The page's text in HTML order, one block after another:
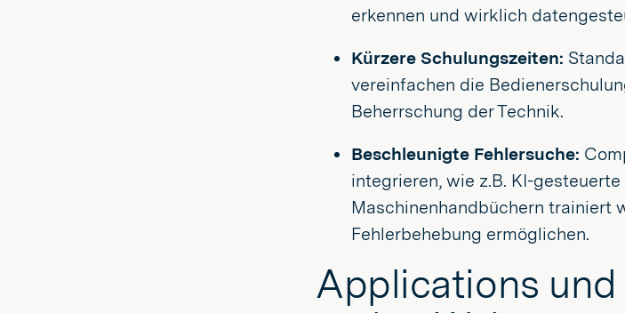
erkennen und wirklich
Kürzere Schulungszeiten:
vereinfachen die
Beherrschung der Technik.
Beschleunigte Fehlersuche:
integrieren, wie z.B. KI-
Maschinenhandbüchern trainiert
Fehlerbehebung ermöglichen.
Applications